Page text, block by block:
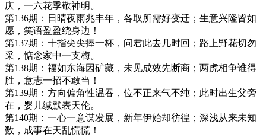
庆，一六花季敬神明。
第136期：日晴夜雨兆丰年，各取所需好变迁；生意兴隆皆如
愿，笑语盈盈绕身边！
第137期：十指尖尖捧一杯，问君此去几时回；路上野花切勿
采，惦念家中一支梅。
第138期：福如东海因矿藏，未见成效先断商；两虎相争谁得
胜，意志一招不敢当！
第139期：方向偏角性温吞，位不正来气不纯；此时出生父旁
在，婴儿缄默表天伦。
第140期：一心一意谋发展，新年伊始却彷徨；深浅从来未知
数，成事在天乱慌慌！